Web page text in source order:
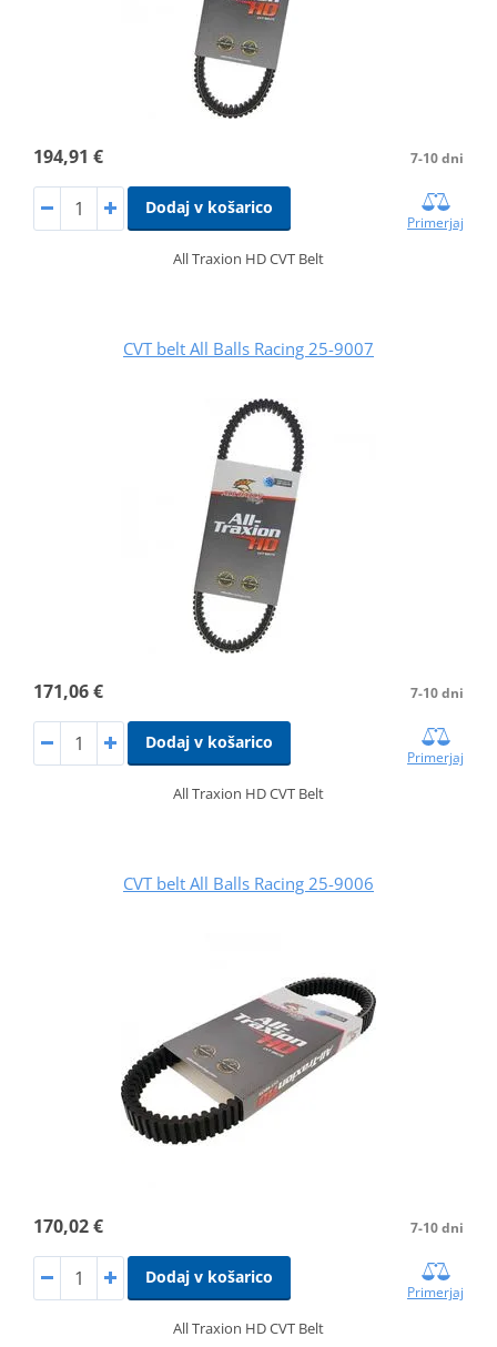
194,91 € 7-10 dni
Dodaj v košarico
Primerjaj
All Traxion HD CVT Belt
CVT belt All Balls Racing 25-9007
171,06 € 7-10 dni
Dodaj v košarico
Primerjaj
All Traxion HD CVT Belt
CVT belt All Balls Racing 25-9006
170,02 € 7-10 dni
Dodaj v košarico
Primerjaj
All Traxion HD CVT Belt